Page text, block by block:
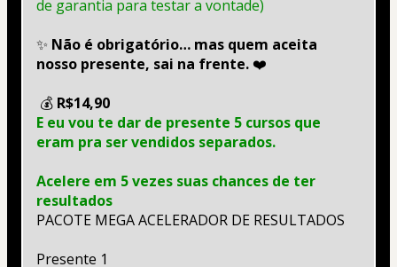
de garantia para testar a vontade)
✨ Não é obrigatório… mas quem aceita
nosso presente, sai na frente. ❤️
💰 R$14,90
E eu vou te dar de presente 5 cursos que
eram pra ser vendidos separados.
Acelere em 5 vezes suas chances de ter
resultados
PACOTE MEGA ACELERADOR DE RESULTADOS
Presente 1